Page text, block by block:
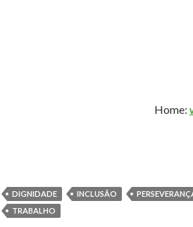
Home:
DIGNIDADE INCLUSÃO
TRABALHO